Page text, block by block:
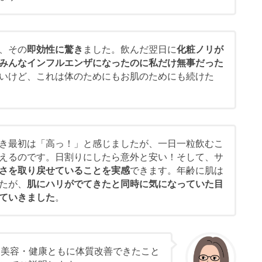
その即効性に驚き ました。飲んだ翌日に化粧ノリが
んなインフルエンザになったのに私だけ無事だった
けど、これは体のためにもお肌のためにも続けた
最初は「高っ！」と感じましたが、一日一粒飲むこ
るのです。日割りにしたら意外と安い！そして、サ
を取り戻せていることを実感できます。年齢に肌は
が、 肌にハリがでてきたと同時に気になっていた目
いきました。
容・健康ともに体質改善できたこと